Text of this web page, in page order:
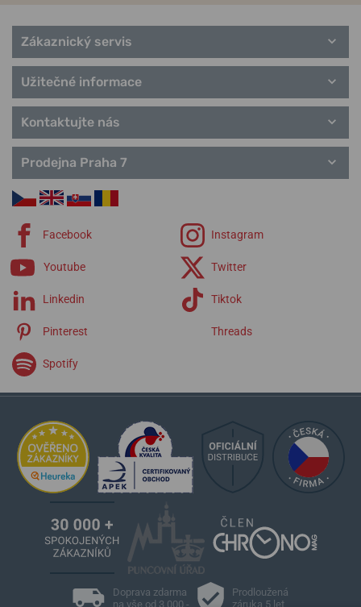
Zákaznický servis
Užitečné informace
Kontaktujte nás
Prodejna Praha 7
Facebook Instagram
Youtube Twitter
Linkedin Tiktok
Pinterest Threads
Spotify
Doprava zdarma
na vše od 3 000,-
Prodloužená
záruka 5 let